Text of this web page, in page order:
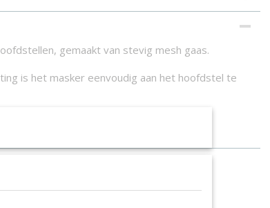
gemaakt van stevig mesh gaas.
is het masker eenvoudig aan het hoofdstel te